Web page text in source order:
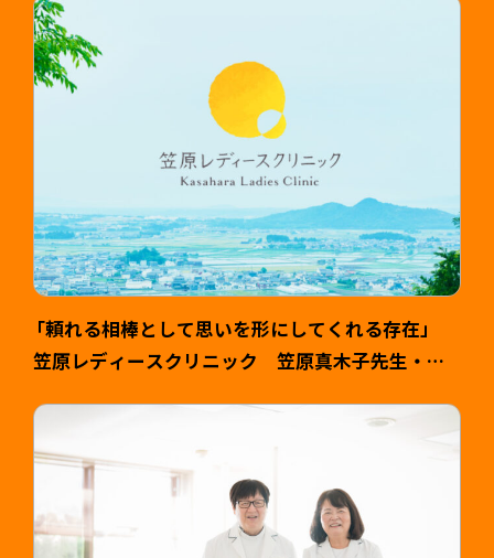
し）様 >
「頼れる相棒として思いを形にしてくれる存在」
笠原レディースクリニック 笠原真木子先生・健